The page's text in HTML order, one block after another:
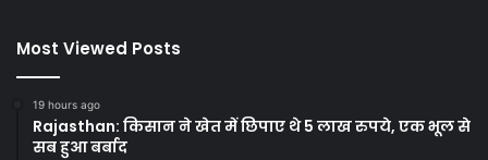
Most Viewed Posts
19 hours ago
Rajasthan: किसान ने खेत में छिपाए थे 5 लाख रुपये, एक भूल से
सब हुआ बर्बाद